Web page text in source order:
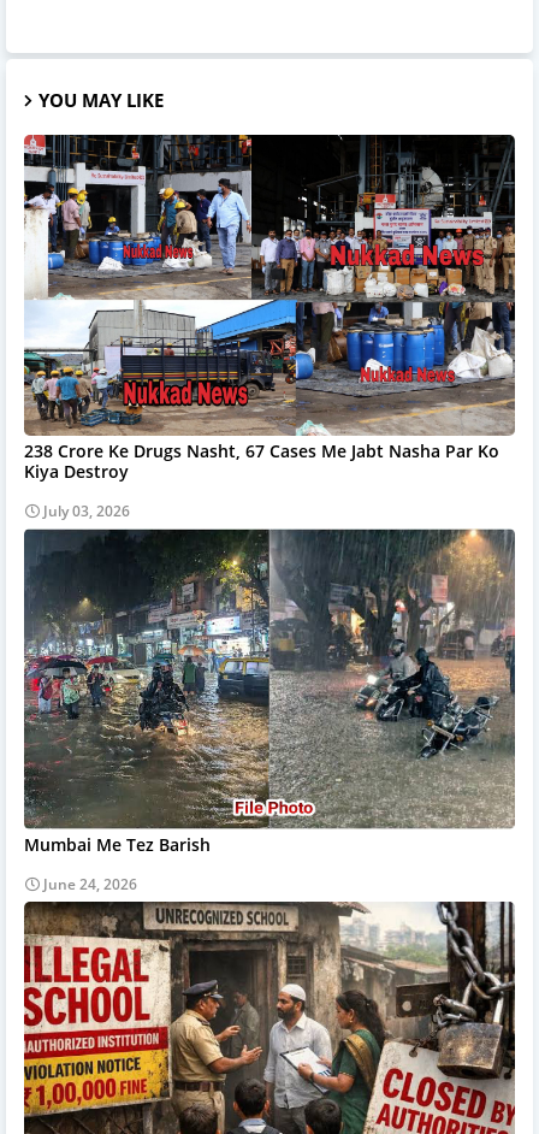
YOU MAY LIKE
238 Crore Ke Drugs Nasht, 67 Cases Me Jabt Nasha Par Ko
Kiya Destroy
July 03, 2026
Mumbai Me Tez Barish
June 24, 2026